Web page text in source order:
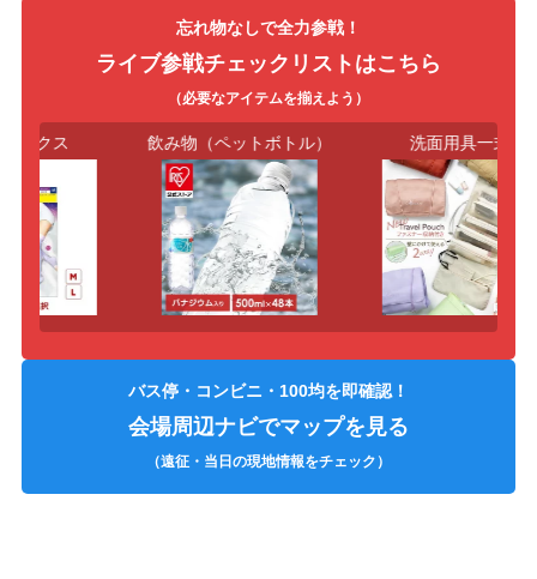
忘れ物なしで全力参戦！
ライブ参戦チェックリストはこちら
（必要なアイテムを揃えよう）
クス 飲み物（ペットボトル） 洗面用具一式
バス停・コンビニ・100均を即確認！
会場周辺ナビでマップを見る
（遠征・当日の現地情報をチェック）